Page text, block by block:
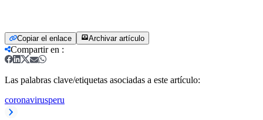
Copiar el enlace Archivar artículo
Compartir en :
Las palabras clave/etiquetas asociadas a este artículo:
coronavirusperu